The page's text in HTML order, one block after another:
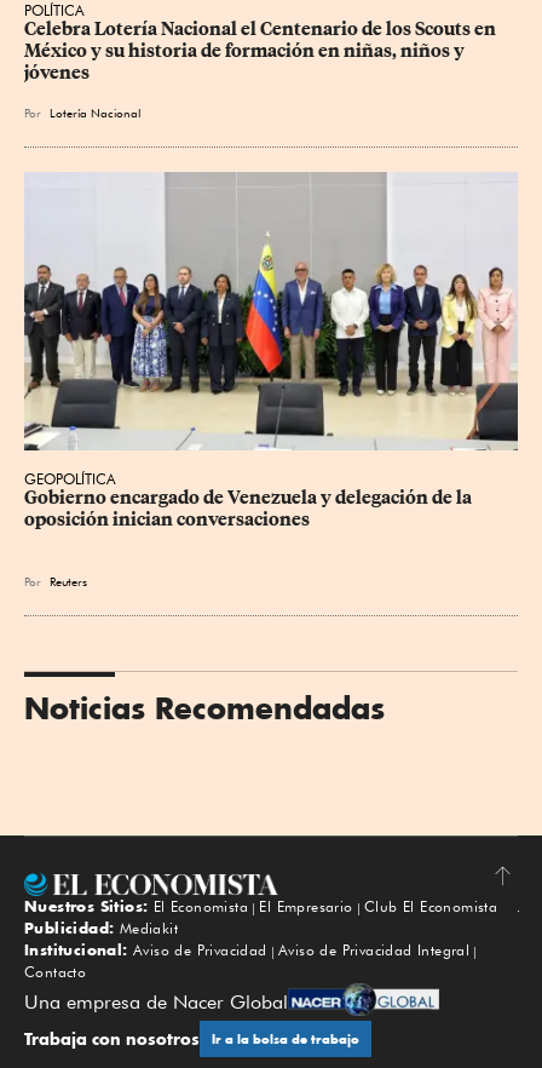
POLÍTICA
Celebra Lotería Nacional el Centenario de los Scouts en
México y su historia de formación en niñas, niños y
jóvenes
Por Lotería Nacional
GEOPOLÍTICA
Gobierno encargado de Venezuela y delegación de la
oposición inician conversaciones
Por Reuters
Noticias Recomendadas
Subir
Nuestros Sitios: El Economista El Empresario
Club El Economista
Publicidad: Mediakit
Institucional: Aviso de Privacidad
Aviso de Privacidad Integral
Contacto
Una empresa de Nacer Global
Trabaja con nosotros Ir a la bolsa de trabajo